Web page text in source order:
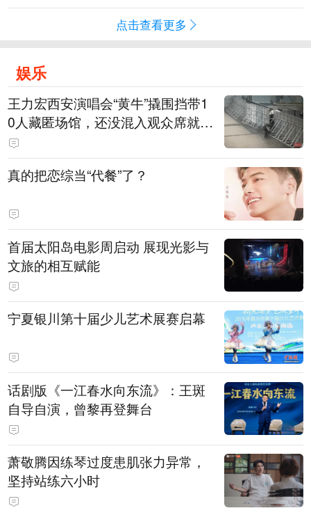
点击查看更多
娱乐
王力宏西安演唱会“黄牛”撬围挡带1
0人藏匿场馆，还没混入观众席就被
抓
真的把恋综当“代餐”了？
首届太阳岛电影周启动 展现光影与
文旅的相互赋能
宁夏银川第十届少儿艺术展赛启幕
话剧版《一江春水向东流》：王斑
自导自演，曾黎再登舞台
萧敬腾因练琴过度患肌张力异常，
坚持站练六小时